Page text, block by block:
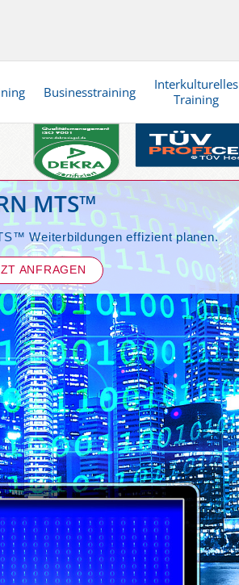
Businesstraining
Interkulturelles
Training
MTS™
Weiterbildungen effizient planen.
ANFRAGEN